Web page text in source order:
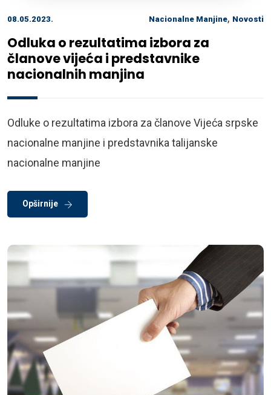
08.05.2023. Nacionalne Manjine, Novosti
Odluka o rezultatima izbora za
članove vijeća i predstavnike
nacionalnih manjina
Odluke o rezultatima izbora za članove Vijeća srpske
nacionalne manjine i predstavnika talijanske
nacionalne manjine
Opširnije